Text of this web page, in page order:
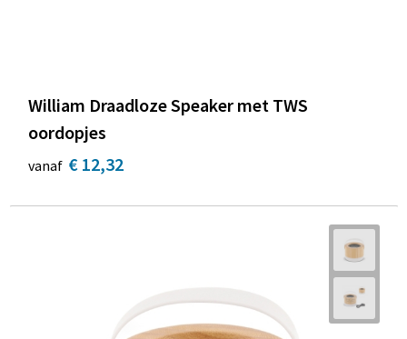
William Draadloze Speaker met TWS
oordopjes
vanaf € 12,32